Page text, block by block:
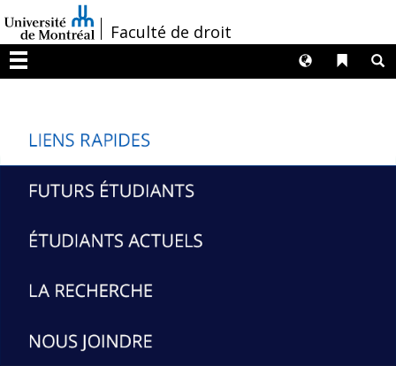
au
contenu
/Faculté de droit
Menu
Liens
Langues